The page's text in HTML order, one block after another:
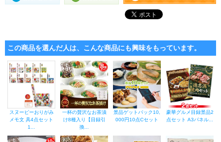
この商品を選んだ人は、こんな商品にも興味をもっています。
スヌーピーおりがみ
メモ文 具4点セット
1...
一杯の贅沢なお茶漬
け8種入り【目録引
換...
景品ゲットパック10,
000円10点Cセット
豪華グルメ目録景品2
点セット A3パネル...